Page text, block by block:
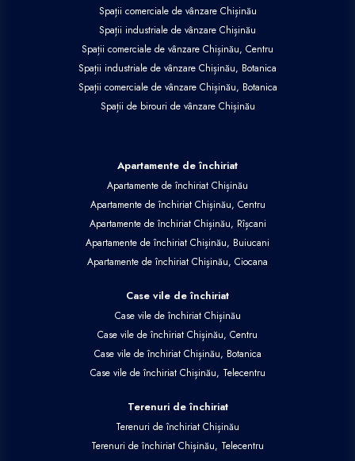
Spații comerciale de vânzare Chișinău
Spații industriale de vânzare Chișinău
Spații comerciale de vânzare Chișinău, Centru
Spații industriale de vânzare Chișinău, Botanica
Spații comerciale de vânzare Chișinău, Botanica
Spații de birouri de vânzare Chișinău
Apartamente de închiriat
Apartamente de închiriat Chișinău
Apartamente de închiriat Chișinău, Centru
Apartamente de închiriat Chișinău, Rîșcani
Apartamente de închiriat Chișinău, Buiucani
Apartamente de închiriat Chișinău, Ciocana
Case vile de închiriat
Case vile de închiriat Chișinău
Case vile de închiriat Chișinău, Centru
Case vile de închiriat Chișinău, Botanica
Case vile de închiriat Chișinău, Telecentru
Terenuri de închiriat
Terenuri de închiriat Chișinău
Terenuri de închiriat Chișinău, Telecentru